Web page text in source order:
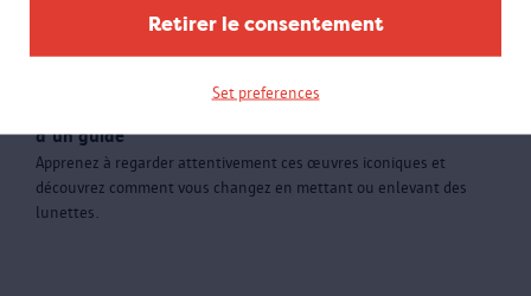
Retirer le consentement
Set preferences
Visite guidée 'Luc Tuymans. Glasses' pour
Découvrez les portraits de Luc Tuymans en compagnie
d’un guide
Apprenez à regarder attentivement ces œuvres iconiques et
découvrez comment vous changez en mettant ou enlevant des
lunettes.